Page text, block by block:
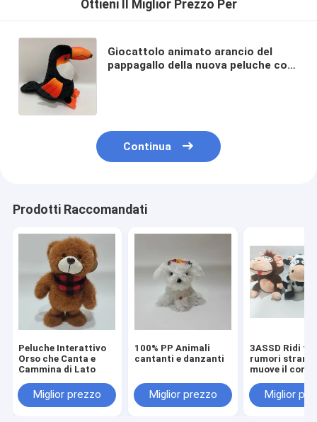
Ottieni Il Miglior Prezzo Per
Giocattolo animato arancio del
pappagallo della nuova peluche con
Continua
Prodotti Raccomandati
Peluche Interattivo
Orso che Canta e
Cammina di Lato
Miglior prezzo
100% PP Animali
cantanti e danzanti
Miglior prezzo
3ASSD Ridi
rumori strani
muove il corpo
pazzo Plush
giocattolo
Miglior